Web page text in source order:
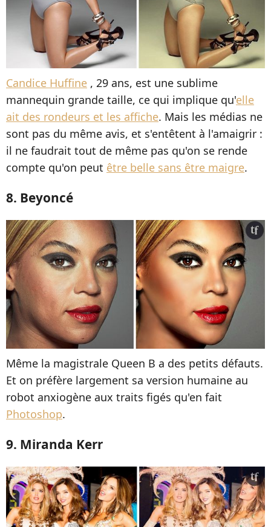
Candice Huffine , 29 ans, est une sublime
mannequin grande taille, ce qui implique qu'elle
ait des rondeurs et les affiche. Mais les médias ne
sont pas du même avis, et s'entêtent à l'amaigrir :
il ne faudrait tout de même pas qu'on se rende
compte qu'on peut être belle sans être maigre.
8. Beyoncé
Même la magistrale Queen B a des petits défauts.
Et on préfère largement sa version humaine au
robot anxiogène aux traits figés qu'en fait
Photoshop.
9. Miranda Kerr